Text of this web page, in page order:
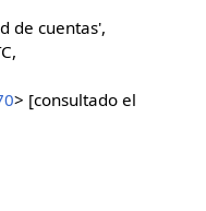
de cuentas',
> [consultado el